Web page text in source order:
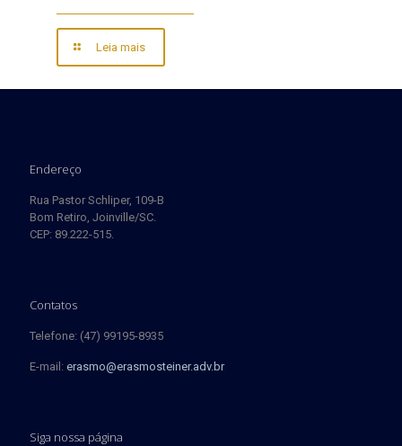
Leia mais
Endereço
Rua Pastor Schliper, 109-B
Bom Retiro, Joinville/SC.
CEP: 89.222-515.
Contatos
Telefone: (47) 99195-8935
E-mail: erasmo@erasmosteiner.adv.br
Siga nossa página